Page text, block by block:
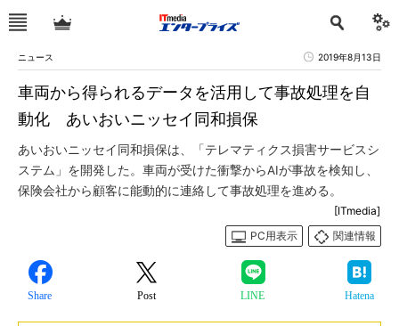
ニュース 2019年8月13日
車両から得られるデータを活用して事故処理を自
動化 あいおいニッセイ同和損保
あいおいニッセイ同和損保は、「テレマティクス損害サービスシ
ステム」を開発した。車両が受けた衝撃からAIが事故を検知し、
保険会社から顧客に能動的に連絡して事故処理を進める。
[ITmedia]
PC用表示
関連情報
Share Post LINE Hatena